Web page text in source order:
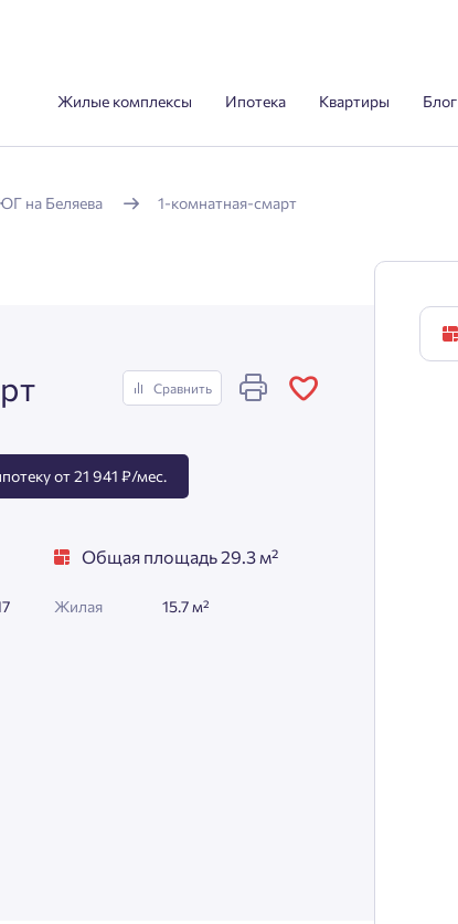
Жилые комплексы Ипотека Квартиры Блог
на Беляева 1-комнатная-смарт
Сравнить
от 21 941 ₽/мес.
Общая площадь 29.3 м²
Жилая 15.7 м²